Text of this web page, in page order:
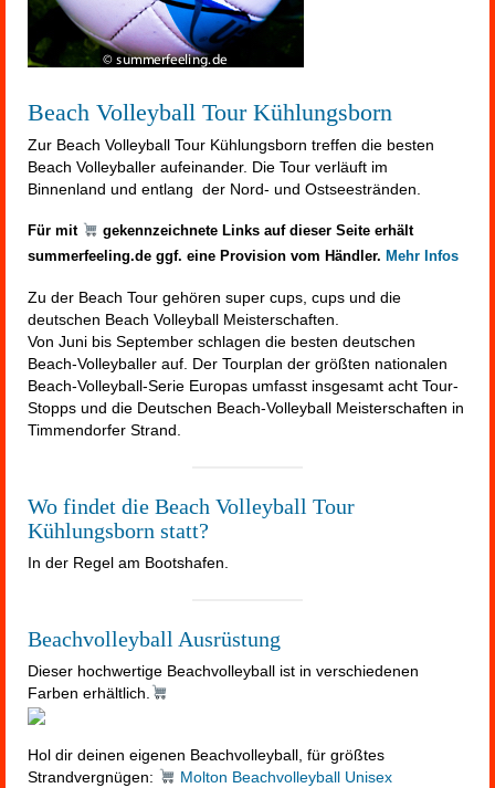
Beach Volleyball Tour Kühlungsborn
Zur Beach Volleyball Tour Kühlungsborn treffen die besten
Beach Volleyballer aufeinander. Die Tour verläuft im
Binnenland und entlang der Nord- und Ostseestränden.
Für mit
gekennzeichnete Links auf dieser Seite erhält
summerfeeling.de ggf. eine Provision vom Händler. Mehr Infos
Zu der Beach Tour gehören super cups, cups und die
deutschen Beach Volleyball Meisterschaften.
Von Juni bis September schlagen die besten deutschen
Beach-Volleyballer auf. Der Tourplan der größten nationalen
Beach-Volleyball-Serie Europas umfasst insgesamt acht Tour-
Stopps und die Deutschen Beach-Volleyball Meisterschaften in
Timmendorfer Strand.
Wo findet die Beach Volleyball Tour
Kühlungsborn statt?
In der Regel am Bootshafen.
Beachvolleyball Ausrüstung
Dieser hochwertige Beachvolleyball ist in verschiedenen
Farben erhältlich.
Hol dir deinen eigenen Beachvolleyball, für größtes
Strandvergnügen:
Molton Beachvolleyball Unisex